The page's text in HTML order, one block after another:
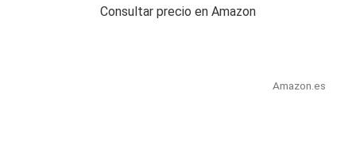
Consultar precio en Amazon
Amazon.es